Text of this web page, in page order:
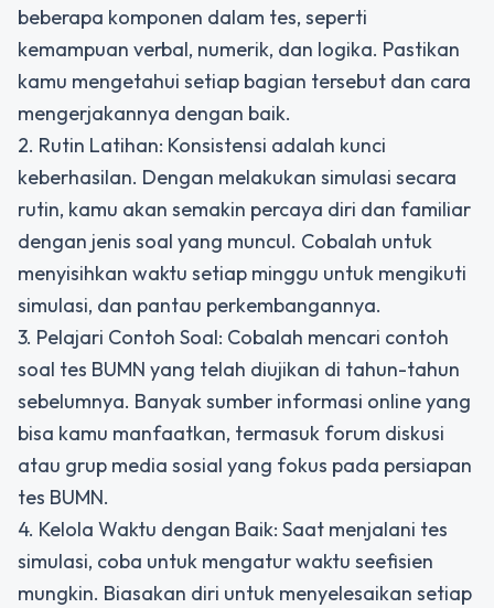
beberapa komponen dalam tes, seperti
kemampuan verbal, numerik, dan logika. Pastikan
kamu mengetahui setiap bagian tersebut dan cara
mengerjakannya dengan baik.
2. Rutin Latihan: Konsistensi adalah kunci
keberhasilan. Dengan melakukan simulasi secara
rutin, kamu akan semakin percaya diri dan familiar
dengan jenis soal yang muncul. Cobalah untuk
menyisihkan waktu setiap minggu untuk mengikuti
simulasi, dan pantau perkembangannya.
3. Pelajari Contoh Soal: Cobalah mencari contoh
soal tes BUMN yang telah diujikan di tahun-tahun
sebelumnya. Banyak sumber informasi online yang
bisa kamu manfaatkan, termasuk forum diskusi
atau grup media sosial yang fokus pada persiapan
tes BUMN.
4. Kelola Waktu dengan Baik: Saat menjalani tes
simulasi, coba untuk mengatur waktu seefisien
mungkin. Biasakan diri untuk menyelesaikan setiap